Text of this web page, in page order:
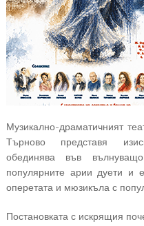
Музикално-драматичният
Търново представя
обединява във
популярните арии дуети и
оперетата и мюзикъла с
Постановката с искрящия